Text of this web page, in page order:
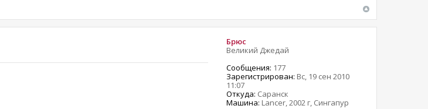
Брюс
Великий Джедай
Сообщения: 177
Зарегистрирован: Вс, 19 сен 2010
11:07
Откуда: Саранск
Машина: Lancer, 2002 г, Сингапур